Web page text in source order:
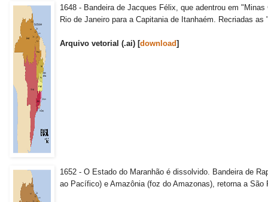
1648 - Bandeira de Jacques Félix, que adentrou em
Rio de Janeiro para a Capitania de Itanhaém. Recriadas
Arquivo vetorial (.ai) [download]
1652 - O Estado do Maranhão é dissolvido. Bandeira de
ao Pacífico) e Amazônia (foz do Amazonas), retorna a